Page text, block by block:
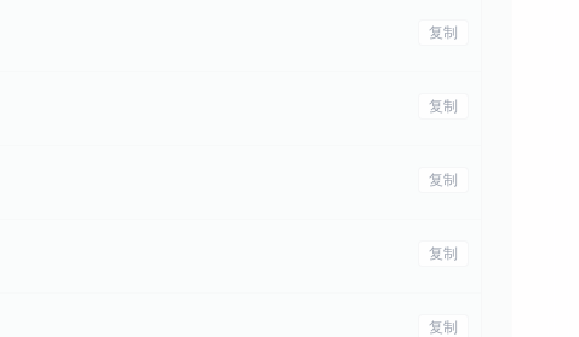
复制
复制
复制
复制
复制